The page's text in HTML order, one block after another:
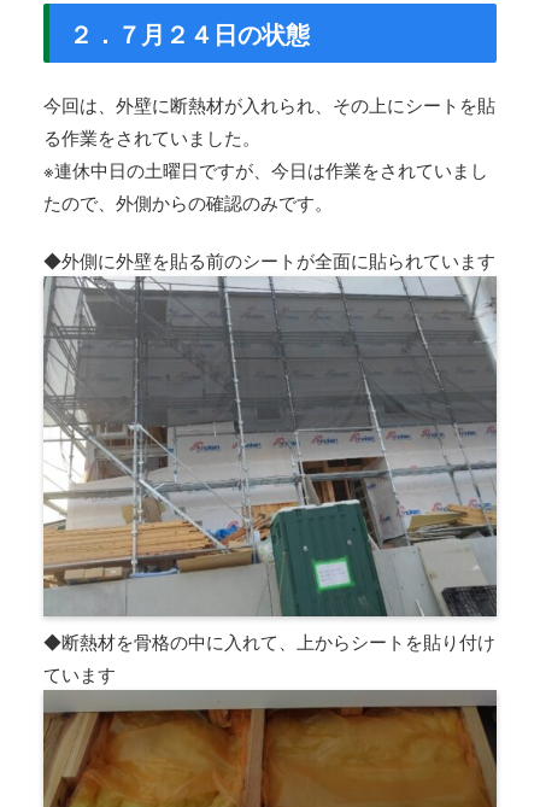
２．７月２４日の状態
今回は、外壁に断熱材が入れられ、その上にシートを貼
る作業をされていました。
※連休中日の土曜日ですが、今日は作業をされていまし
たので、外側からの確認のみです。
◆外側に外壁を貼る前のシートが全面に貼られています
◆断熱材を骨格の中に入れて、上からシートを貼り付け
ています